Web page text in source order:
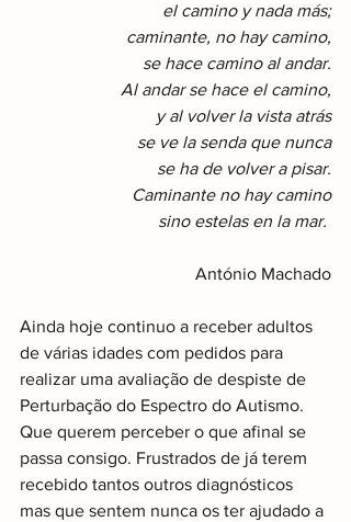
el camino y nada más;
caminante, no hay camino,
se hace camino al andar.
Al andar se hace el camino,
y al volver la vista atrás
se ve la senda que nunca
se ha de volver a pisar.
Caminante no hay camino
sino estelas en la mar.
António Machado
Ainda hoje continuo a receber adultos
de várias idades com pedidos para
realizar uma avaliação de despiste de
Perturbação do Espectro do Autismo.
Que querem perceber o que afinal se
passa consigo. Frustrados de já terem
recebido tantos outros diagnósticos
mas que sentem nunca os ter ajudado a